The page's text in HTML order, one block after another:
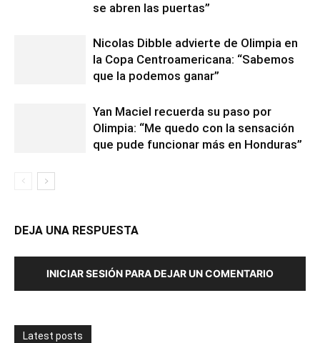
se abren las puertas”
Nicolas Dibble advierte de Olimpia en
la Copa Centroamericana: “Sabemos
que la podemos ganar”
Yan Maciel recuerda su paso por
Olimpia: “Me quedo con la sensación
que pude funcionar más en Honduras”
DEJA UNA RESPUESTA
INICIAR SESIÓN PARA DEJAR UN COMENTARIO
Latest posts